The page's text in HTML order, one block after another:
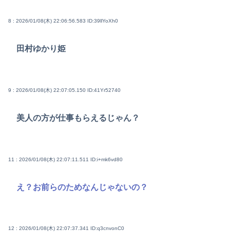
8 : 2026/01/08(木) 22:06:56.583 ID:39llYoXh0
田村ゆかり姫
9 : 2026/01/08(木) 22:07:05.150 ID:41Yr52740
美人の方が仕事もらえるじゃん？
11 : 2026/01/08(木) 22:07:11.511 ID:i+mk6vd80
え？お前らのためなんじゃないの？
12 : 2026/01/08(木) 22:07:37.341 ID:q3cnvonC0